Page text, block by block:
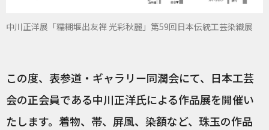
中川正洋展「糯糊堰出友禅 光彩秋麗」第59回日本伝統工芸染織展
この度、表参道・ギャラリー同潤会にて、日本工芸
会の正会員である中川正洋氏による作品展を開催い
たします。着物、帯、屏風、染額など、珠玉の作品